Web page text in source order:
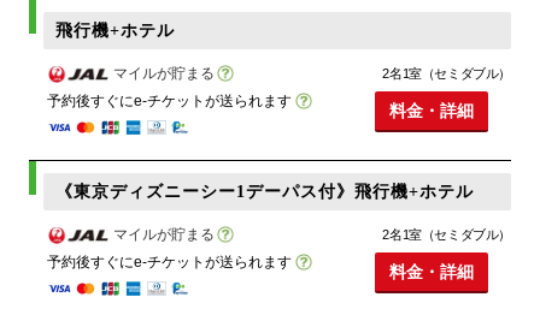
飛行機+ホテル
マイルが貯まる
予約後すぐにe-チケットが送られます
2名1室（セミダブル）
料金・詳細
《東京ディズニーシー1デーパス付》飛行機+ホテル
マイルが貯まる
予約後すぐにe-チケットが送られます
2名1室（セミダブル）
料金・詳細